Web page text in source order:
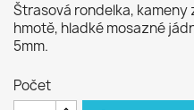
Štrasová rondelka,
hmotě, hladké mosazné
5mm.
Počet